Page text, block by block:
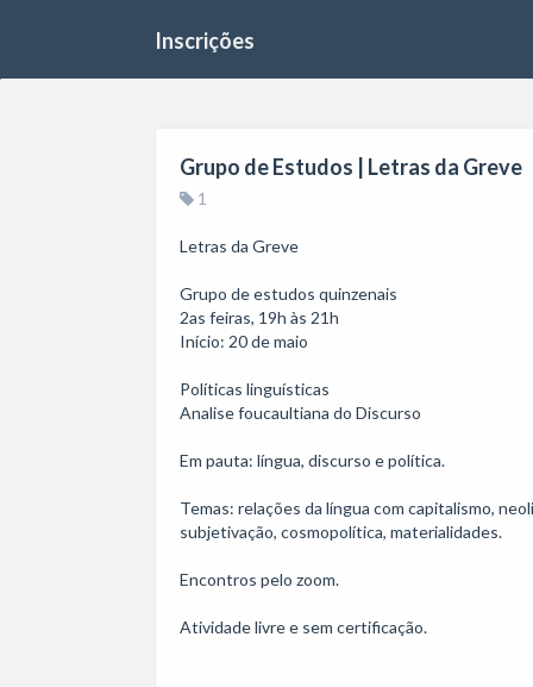
Inscrições
Grupo de Estudos | Letras da Greve
1
Letras da Greve
Grupo de estudos quinzenais
2as feiras, 19h às 21h
Início: 20 de maio
Políticas linguísticas
Analise foucaultiana do Discurso
Em pauta: língua, discurso e política.
Temas: relações da língua com capitalismo,
subjetivação, cosmopolítica, materialidades.
Encontros pelo zoom.
Atividade livre e sem certificação.